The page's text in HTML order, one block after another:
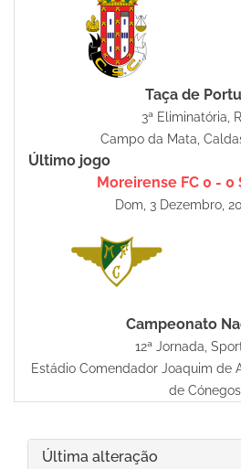
Taça de
3ª Eliminatória,
Campo da Mata,
Último jogo
Moreirense FC 0 - 0
Dom, 3 Dezembro,
Campeonato
12ª Jornada,
Estádio Comendador Joaquim de
de Cónegos
Última alteração